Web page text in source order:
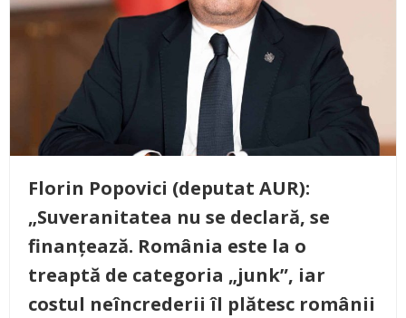
Florin Popovici (deputat AUR):
„Suveranitatea nu se declară, se
finanțează. România este la o
treaptă de categoria „junk”, iar
costul neîncrederii îl plătesc românii